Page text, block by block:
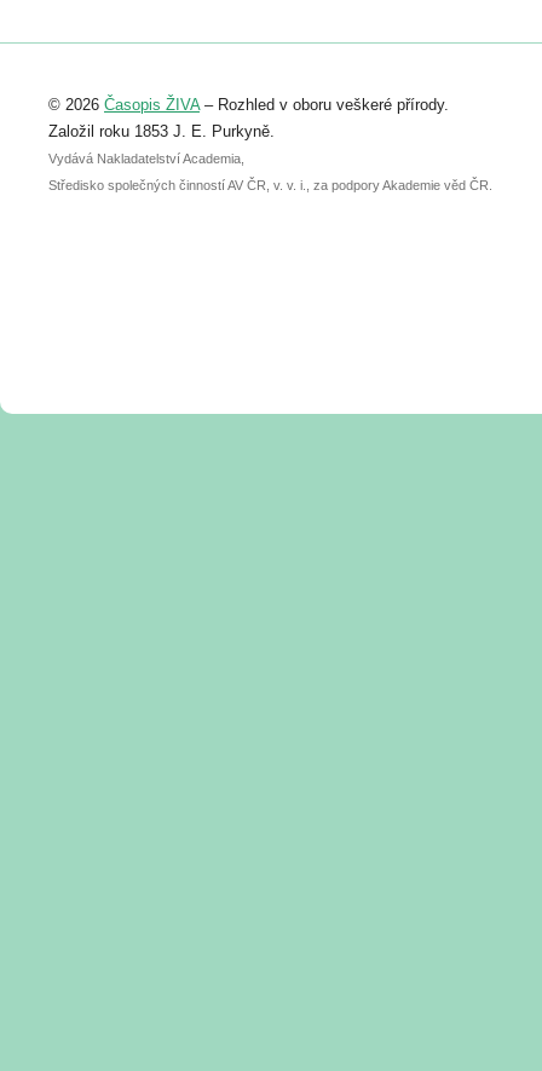
Registrovat se můžete do 6. září.
abstraktu přihlášené přednášky nebo
posteru je už 30. června.
© 2026 Časopis ŽIVA– Rozhled v oboru veškeré přírody.
Založil roku 1853 J. E. Purkyně.
Vydává Nakladatelství Academia,
Středisko společných činností AV ČR, v. v. i., za podpory Akademie věd ČR.